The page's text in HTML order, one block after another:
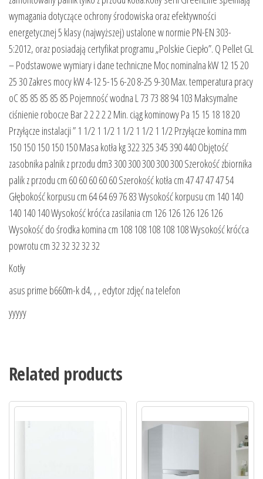
wymagania dotyczące ochrony środowiska oraz efektywności
energetycznej 5 klasy (najwyższej) ustalone w normie PN-EN 303-
5:2012, oraz posiadają certyfikat programu „Polskie Ciepło”. Q Pellet GL
– Podstawowe wymiary i dane techniczne Moc nominalna kW 12 15 20
25 30 Zakres mocy kW 4-12 5-15 6-20 8-25 9-30 Max. temperatura pracy
oC 85 85 85 85 85 Pojemność wodna L 73 73 88 94 103 Maksymalne
ciśnienie robocze Bar 2 2 2 2 2 Min. ciąg kominowy Pa 15 15 18 18 20
Przyłącze instalacji ” 1 1/2 1 1/2 1 1/2 1 1/2 1 1/2 Przyłącze komina mm
150 150 150 150 150 Masa kotła kg 322 325 345 390 440 Objętość
zasobnika palnik z przodu dm3 300 300 300 300 300 Szerokość zbiornika
palik z przodu cm 60 60 60 60 60 Szerokość kotła cm 47 47 47 47 54
Głębokość korpusu cm 64 64 69 76 83 Wysokość korpusu cm 140 140
140 140 140 Wysokość króćca zasilania cm 126 126 126 126 126
Wysokość do środka komina cm 108 108 108 108 108 Wysokość króćca
powrotu cm 32 32 32 32 32
Kotły
asus prime b660m-k d4, , , edytor zdjęć na telefon
yyyyy
Related products